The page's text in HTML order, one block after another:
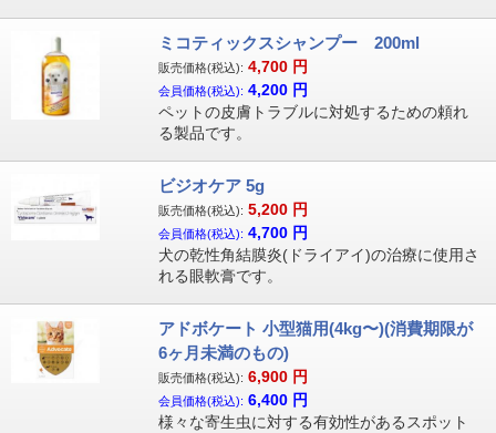
ミコティックスシャンプー 200ml
販売価格(税込): 4,700 円
会員価格(税込): 4,200 円
ペットの皮膚トラブルに対処するための頼れ
る製品です。
ビジオケア 5g
販売価格(税込): 5,200 円
会員価格(税込): 4,700 円
犬の乾性角結膜炎(ドライアイ)の治療に使用さ
れる眼軟膏です。
アドボケート 小型猫用(4kg〜)(消費期限が
6ヶ月未満のもの)
販売価格(税込): 6,900 円
会員価格(税込): 6,400 円
様々な寄生虫に対する有効性があるスポット